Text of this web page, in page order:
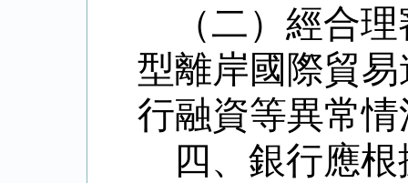
（二）經合
型離岸國際貿
行融資等異常
四、銀行應